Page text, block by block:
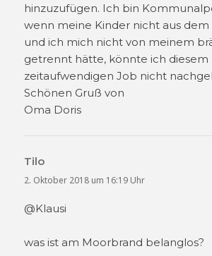
hinzuzufügen. Ich bin
wenn meine Kinder nicht aus dem
und ich mich nicht von meinem
getrennt hätte, könnte ich diesem
zeitaufwendigen Job nicht
Schönen Gruß von
Oma Doris
Tilo
2. Oktober 2018 um 16:19 Uhr
@Klausi
was ist am Moorbrand belanglos?